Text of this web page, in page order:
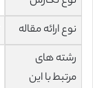
نوع ارائه مقاله
رشته های
مرتبط با این